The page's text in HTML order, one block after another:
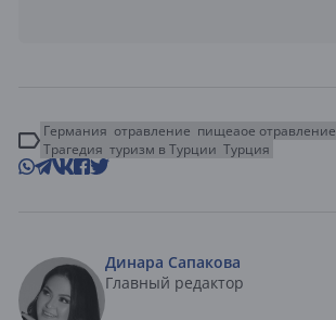
Германия отравление пищеаое отравление
Трагедия туризм в Турции Турция
Динара Сапакова
Главный редактор